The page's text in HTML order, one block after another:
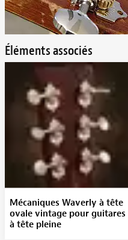
Éléments associés
Mécaniques Waverly à tête
ovale vintage pour guitares
à tête pleine